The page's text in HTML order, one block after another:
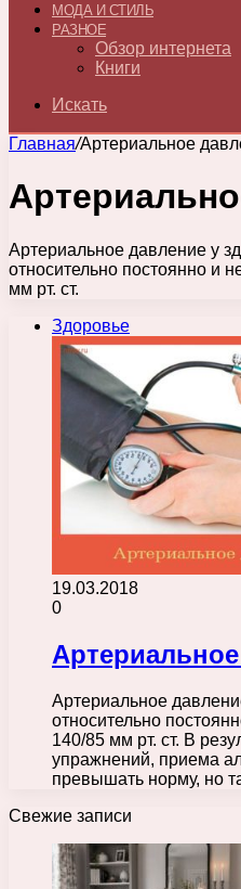
МОДА И СТИЛЬ
РАЗНОЕ
Обзор интернета
Книги
Искать
Главная/Артериальное
Артериальное давление у
относительно постоянно и
мм рт. ст.
Здоровье
19.03.2018
0
Артериальное
относительно
140/85 мм рт. ст. В
упражнений, приема
превышать норму, но
Свежие записи